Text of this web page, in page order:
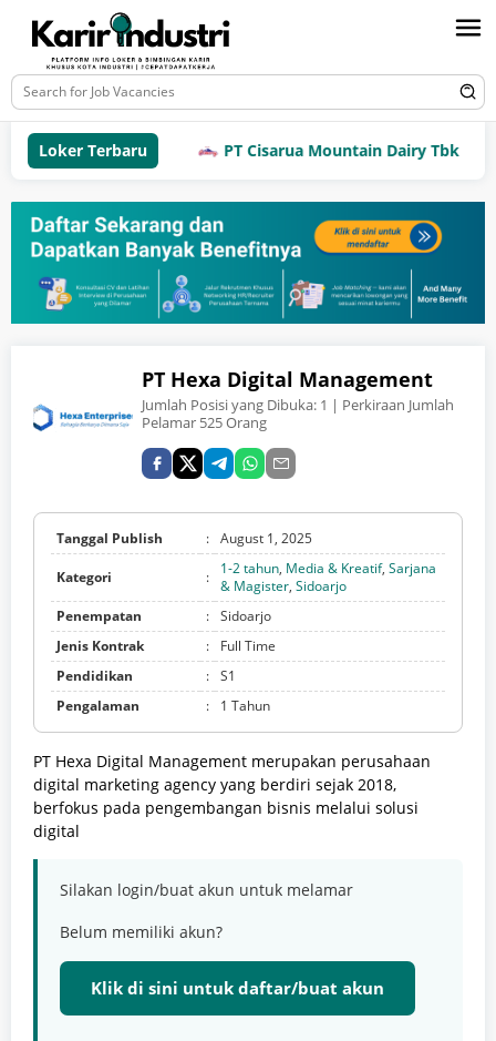
Loker Terbaru PT Cisarua Mountain Dairy Tbk
PT Hexa Digital Management
Jumlah Posisi yang Dibuka: 1 | Perkiraan Jumlah
Pelamar 525 Orang
Tanggal Publish : August 1, 2025
Kategori : 1-2 tahun, Media & Kreatif, Sarjana
& Magister, Sidoarjo
Penempatan
: Sidoarjo
Jenis Kontrak
:
Full Time
Pendidikan
: S1
Pengalaman
: 1 Tahun
PT Hexa Digital Management merupakan perusahaan
digital marketing agency yang berdiri sejak 2018,
berfokus pada pengembangan bisnis melalui solusi
digital
Silakan login/buat akun untuk melamar
Belum memiliki akun?
Klik di sini untuk daftar/buat akun